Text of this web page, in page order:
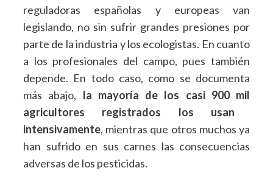
reguladoras españolas y europeas van
legislando, no sin sufrir grandes presiones por
parte de la industria y los ecologistas. En cuanto
a los profesionales del campo, pues también
depende. En todo caso, como se documenta
más abajo, la mayoría de los casi 900 mil
agricultores registrados los usan
intensivamente, mientras que otros muchos ya
han sufrido en sus carnes las consecuencias
adversas de los pesticidas.